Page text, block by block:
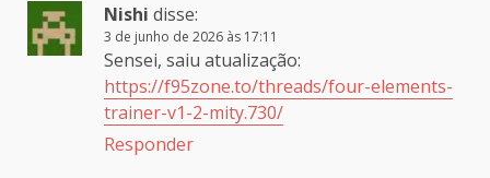
Nishi disse:
3 de junho de 2026 às 17:11
Sensei, saiu atualização:
https://f95zone.to/threads/four-elements-
trainer-v1-2-mity.730/
Responder